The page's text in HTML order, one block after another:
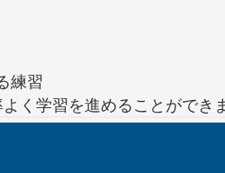
練習
く学習を進めることができ